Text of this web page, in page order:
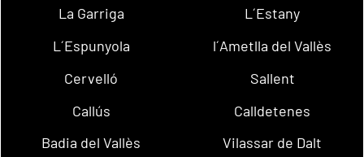
La Garriga
L´Estany
L´Espunyola
l´Ametlla del Vallès
Cervelló
Sallent
Callús
Calldetenes
Badia del Vallès
Vilassar de Dalt